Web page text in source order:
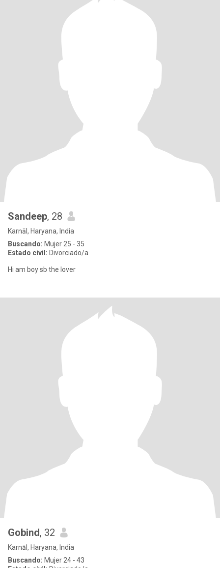
Sandeep, 28
Karnāl, Haryana, India
Buscando: Mujer 25 - 35
Estado civil: Divorciado/a
Hi am boy sb the lover
Gobind, 32
Karnāl, Haryana, India
Buscando: Mujer 24 - 43